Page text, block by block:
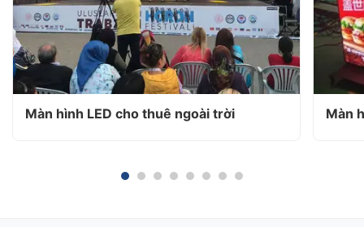
Màn hình LED cho thuê ngoài trời Màn